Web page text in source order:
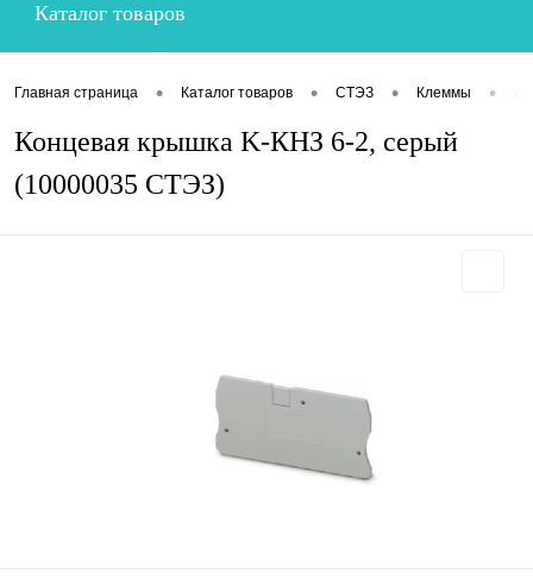
Каталог товаров
Главная страница • Каталог товаров • СТЭЗ • Клеммы •
Концевая крышка K-КНЗ 6-2, серый
(10000035 СТЭЗ)